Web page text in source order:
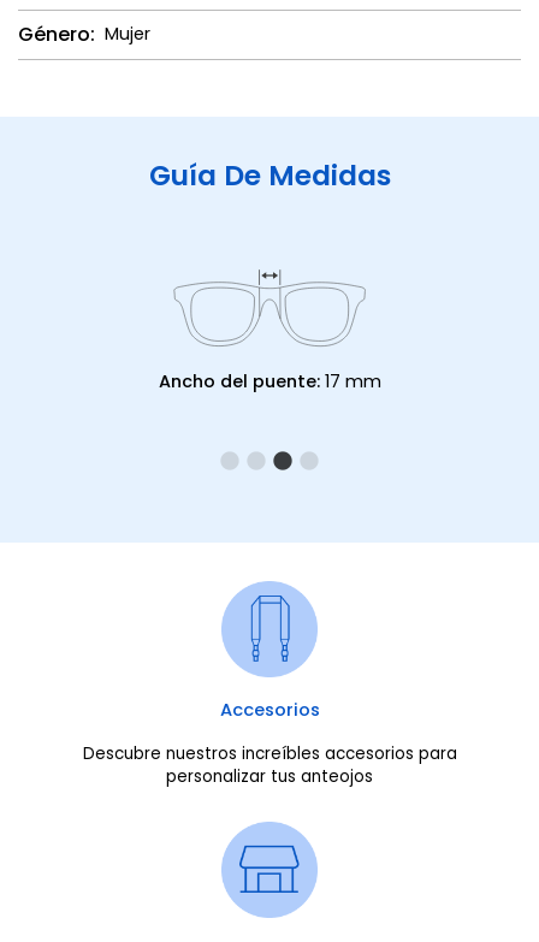
Género: Mujer
Guía De Medidas
Ancho del puente: 17 mm
Accesorios
Descubre nuestros increíbles accesorios para
personalizar tus anteojos